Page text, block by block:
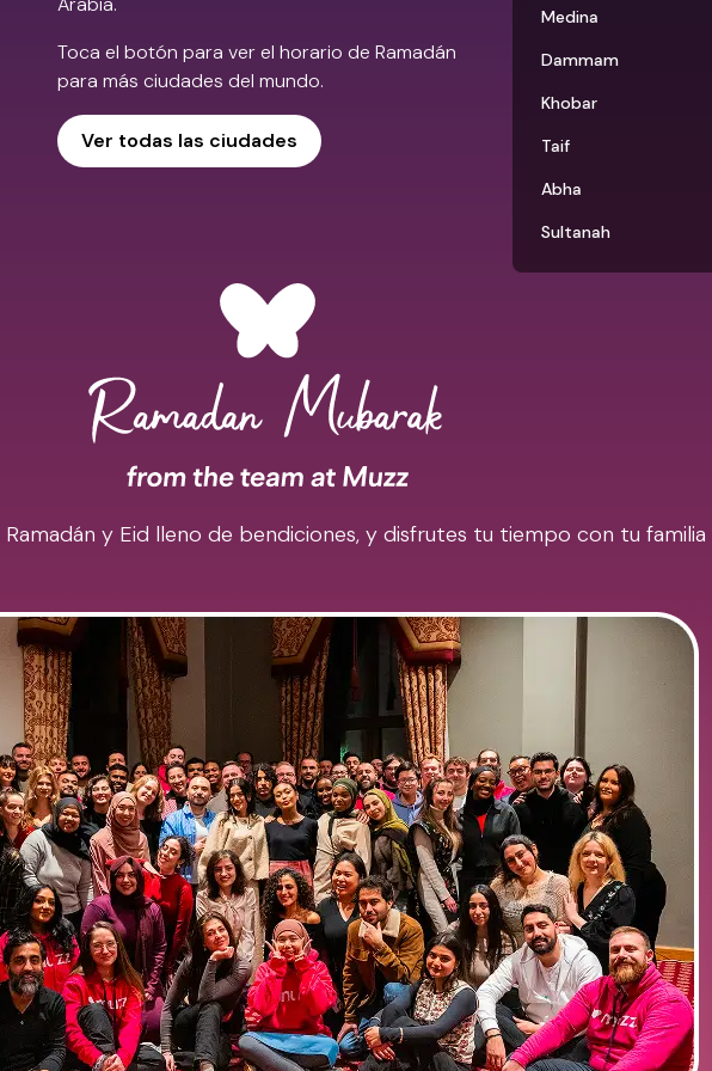
Toca el botón para ver el horario de Ramadán
para más ciudades del mundo.
Ver todas las ciudades
Medina
Dammam
Khobar
Taif
Abha
Sultanah
y Eid lleno de bendiciones, y disfrutes tu tiempo con tu